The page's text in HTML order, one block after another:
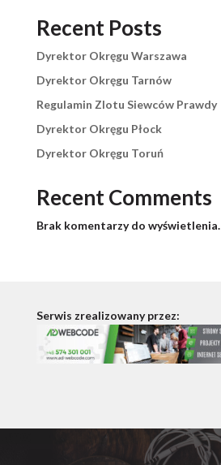
Recent Posts
Dyrektor Okręgu Warszawa
Dyrektor Okręgu Tarnów
Regulamin Zlotu Siewców Prawdy
Dyrektor Okręgu Płock
Dyrektor Okręgu Toruń
Recent Comments
Brak komentarzy do wyświetlenia.
Serwis zrealizowany przez: